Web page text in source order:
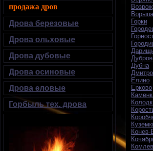
Горки
Дубна
Елино
Ерково
Конев-
продажа дров
Дрова березовые
Дрова ольховые
Дрова дубовые
Дрова осиновые
Дрова еловые
Горбыль тех. дрова